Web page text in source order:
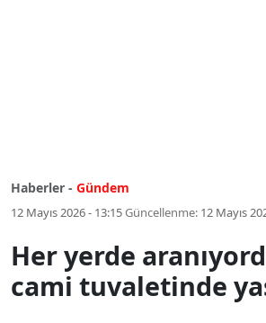
Haberler - Gündem
12 Mayıs 2026 - 13:15Güncellenme: 12 Mayıs
Her yerde
cami tuvaletinde